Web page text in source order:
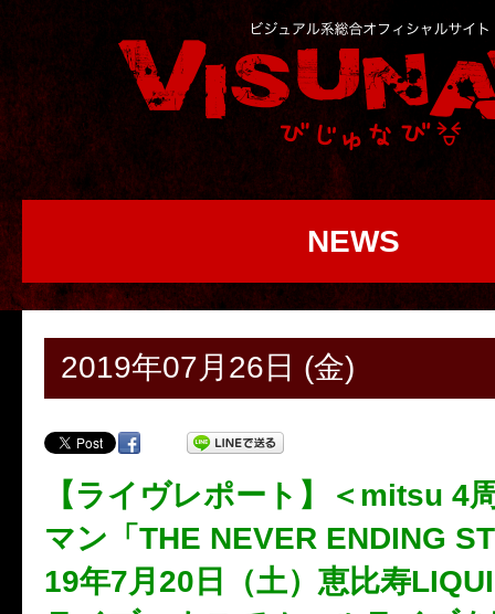
NEWS
2019年07月26日 (金)
【ライヴレポート】＜mitsu 4
マン「THE NEVER ENDING
19年7月20日（土）恵比寿